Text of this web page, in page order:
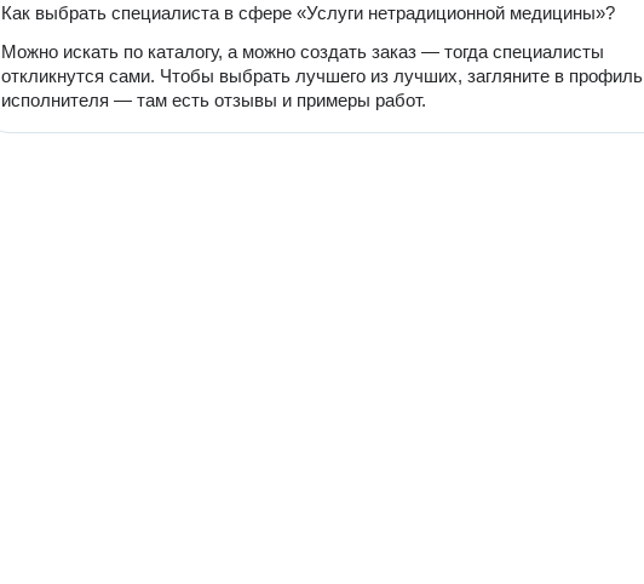
Как выбрать специалиста в сфере «Услуги нетрадиционной медицины»?
Можно искать по каталогу, а можно создать заказ — тогда специалисты
откликнутся сами. Чтобы выбрать лучшего из лучших, загляните в профиль
исполнителя — там есть отзывы и примеры работ.